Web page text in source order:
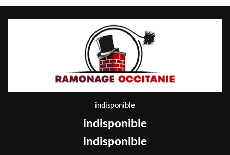
indisponible
indisponible
indisponible